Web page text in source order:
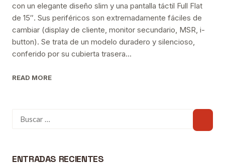
con un elegante diseño slim y una pantalla táctil Full Flat
de 15″. Sus periféricos son extremadamente fáciles de
cambiar (display de cliente, monitor secundario, MSR, i-
button). Se trata de un modelo duradero y silencioso,
conferido por su cubierta trasera...
READ MORE
ENTRADAS RECIENTES